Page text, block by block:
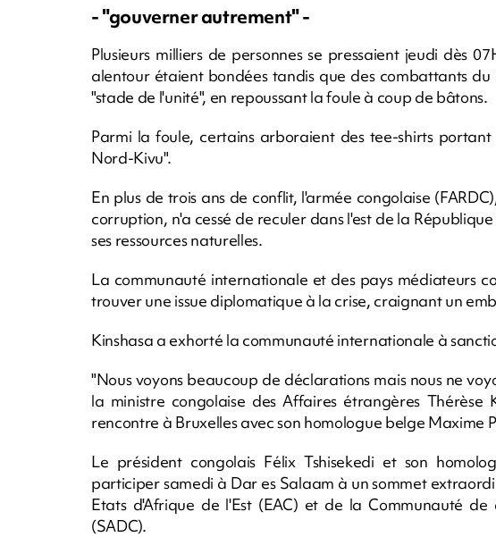
- "gouverner autrement" -
Plusieurs milliers de personnes se pressaient jeudi dès
alentour étaient bondées tandis que des combattants
"stade de l'unité", en repoussant la foule à coup de bâtons.
Parmi la foule, certains arboraient des tee-shirts
Nord-Kivu".
En plus de trois ans de conflit, l'armée congolaise
corruption, n'a cessé de reculer dans l'est de la
ses ressources naturelles.
La communauté internationale et des pays médiateurs
trouver une issue diplomatique à la crise, craignant un
Kinshasa a exhorté la communauté internationale à
"Nous voyons beaucoup de déclarations mais nous ne
la ministre congolaise des Affaires étrangères Thérèse
rencontre à Bruxelles avec son homologue belge Maxime
Le président congolais Félix Tshisekedi et son
participer samedi à Dar es Salaam à un sommet
Etats d'Afrique de l'Est (EAC) et de la Communauté
(SADC).